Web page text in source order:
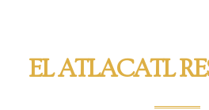
EL ATLACATL